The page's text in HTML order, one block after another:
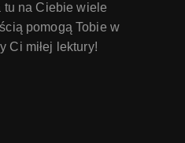
tu na Ciebie wiele
pomogą Tobie w
Ci miłej lektury!